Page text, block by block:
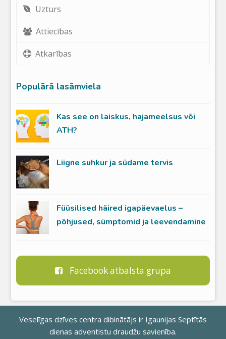
Uzturs
Attiecības
Atkarības
Populārā lasāmviela
Kas see on laiskus, hajameelsus või
ATH?
Liigne suhkur ja südame tervis
Füüsilised häired igapäevaelus –
põhjused, sümptomid ja leevendamine
Facebook atbalsta grupa
Veselīgas dzīves centra dibinātājs ir Igaunijas Septītās
dienas adventistu draudžu savienība.